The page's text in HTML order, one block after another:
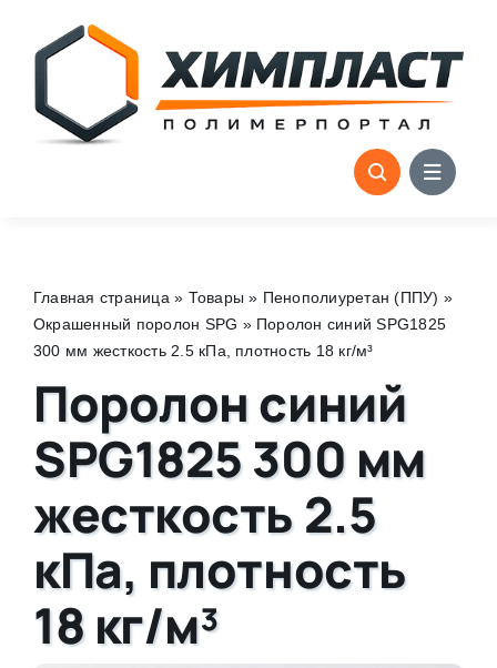
content
Главная страница » Товары » Пенополиуретан (ППУ) »
Окрашенный поролон SPG » Поролон синий SPG1825
300 мм жесткость 2.5 кПа, плотность 18 кг/м³
Поролон синий
SPG1825 300 мм
жесткость 2.5
кПа, плотность
18 кг/м³